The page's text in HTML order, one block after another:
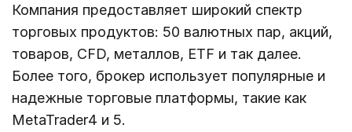
Компания предоставляет широкий спектр
торговых продуктов: 50 валютных пар, акций,
товаров, CFD, металлов, ETF и так далее.
Более того, брокер использует популярные и
надежные торговые платформы, такие как
MetaTrader4 и 5.